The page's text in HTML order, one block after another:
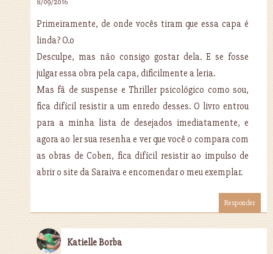
8/09/2016
Primeiramente, de onde vocês tiram que essa capa é
linda? O.o
Desculpe, mas não consigo gostar dela. E se fosse
julgar essa obra pela capa, dificilmente a leria.
Mas fã de suspense e Thriller psicológico como sou,
fica difícil resistir a um enredo desses. O livro entrou
para a minha lista de desejados imediatamente, e
agora ao ler sua resenha e ver que você o compara com
as obras de Coben, fica difícil resistir ao impulso de
abrir o site da Saraiva e encomendar o meu exemplar.
Responder
Katielle Borba